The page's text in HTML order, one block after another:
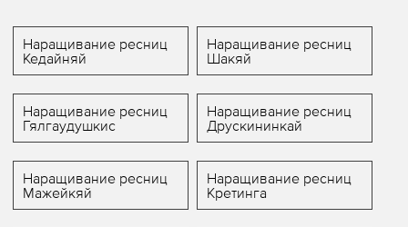
Наращивание ресниц
Кедайняй
Наращивание ресниц
Шакяй
Наращивание ресниц
Гялгаудушкис
Наращивание ресниц
Друскининкай
Наращивание ресниц
Мажейкяй
Наращивание ресниц
Кретинга